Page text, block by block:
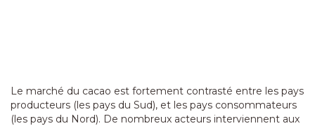
Le marché du cacao est fortement contrasté entre les pays
producteurs (les pays du Sud), et les pays consommateurs
(les pays du Nord). De nombreux acteurs interviennent aux